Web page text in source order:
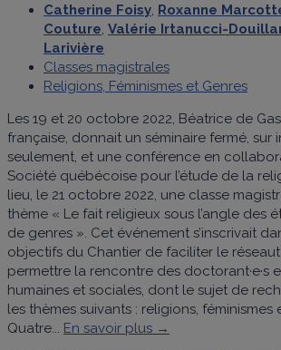
Catherine Foisy, Roxanne
Couture, Valérie Irtanucci-
Larivière
Classes magistrales
Religions, Féminismes et Genres
Les 19 et 20 octobre 2022, Béatrice de
française, donnait un séminaire fermé, sur
seulement, et une conférence en
Société québécoise pour l’étude de la
lieu, le 21 octobre 2022, une classe
thème « Le fait religieux sous l’angle des
de genres ». Cet événement s’inscrivait
objectifs du Chantier de faciliter le
permettre la rencontre des doctorant·e·s
humaines et sociales, dont le sujet de
les thèmes suivants : religions,
Quatre... En savoir plus →